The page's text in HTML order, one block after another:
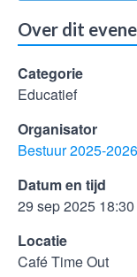
Over dit
Categorie
Educatief
Organisator
Bestuur 2025-2026
Datum en tijd
29 sep 2025
Locatie
Café Time Out